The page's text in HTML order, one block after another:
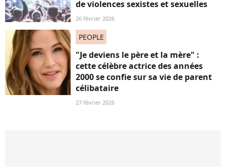
de violences sexistes et sexuelles
26 février 2026
PEOPLE
"Je deviens le père et la mère" :
cette célèbre actrice des années
2000 se confie sur sa vie de parent
célibataire
27 février 2026